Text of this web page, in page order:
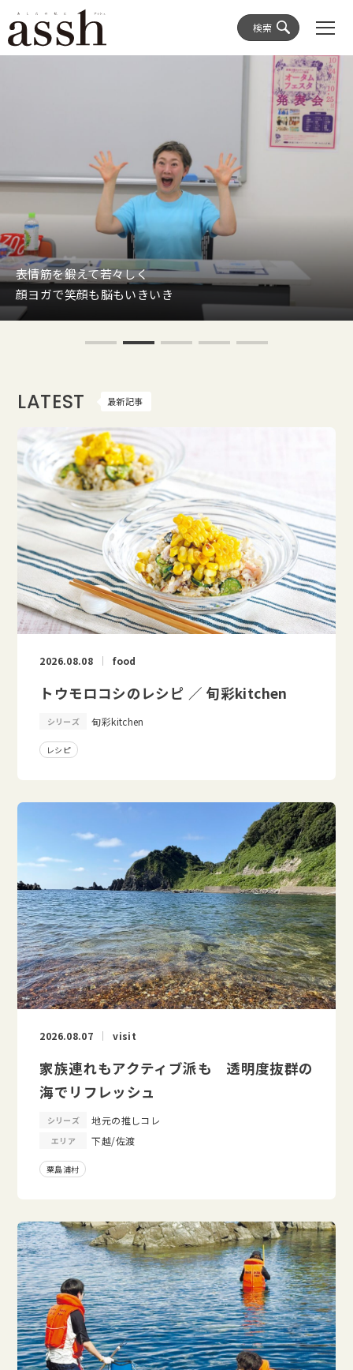
検索
表情筋を鍛えて若々しく
顔ヨガで笑顔も脳もいきいき
LATEST 最新記事
2026.08.08 food
トウモロコシのレシピ ／ 旬彩kitchen
シリーズ 旬彩kitchen
レシピ
2026.08.07 visit
家族連れもアクティブ派も 透明度抜群の
海でリフレッシュ
シリーズ 地元の推しコレ
エリア 下越/佐渡
粟島浦村